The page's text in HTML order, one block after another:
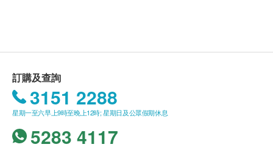
糖尿
空腹血糖
血液檢查
進行健康檢查後，一般情況下，需大概7 - 14 個工作
天跟進檢查報告， 工作天不包括星期六、日及公眾假
期。 輪侯報告講解時間會因應不同情況(如個別化驗
項目所需時間或客人指明特定時段)而有所延長。
訂購及查詢
3151 2288
星期一至六早上9時至晚上12時; 星期日及公眾假期休息
5283 4117